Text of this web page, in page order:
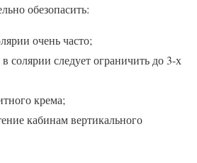
обезопасить:
очень часто;
солярии следует ограничить до 3-х
крема;
кабинам вертикального